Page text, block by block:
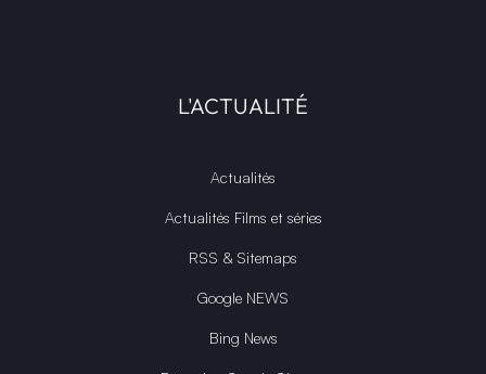
L'ACTUALITÉ
Actualités
Actualités Films et séries
RSS & Sitemaps
Google NEWS
Bing News